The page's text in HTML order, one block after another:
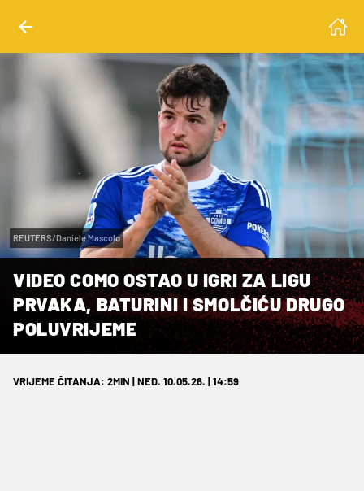
REUTERS/Daniele Mascolo
VIDEO COMO OSTAO U IGRI ZA LIGU
PRVAKA, BATURINI I SMOLČIĆU DRUGO
POLUVRIJEME
VRIJEME ČITANJA: 2MIN | NED. 10.05.26. | 14:59